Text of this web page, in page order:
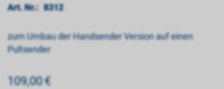
Art. Nr.: 8312
zum Umbau der Handsender Version auf einen
Pultsender
109,00€